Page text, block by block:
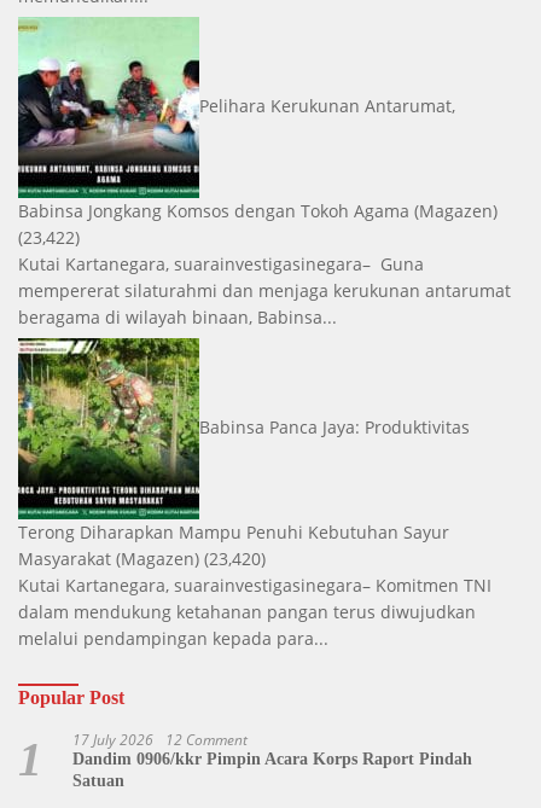
Pelihara Kerukunan Antarumat,
Babinsa Jongkang Komsos dengan Tokoh Agama (Magazen)
(23,422)
Kutai Kartanegara, suarainvestigasinegara– Guna
mempererat silaturahmi dan menjaga kerukunan antarumat
beragama di wilayah binaan, Babinsa...
Babinsa Panca Jaya: Produktivitas
Terong Diharapkan Mampu Penuhi Kebutuhan Sayur
Masyarakat (Magazen) (23,420)
Kutai Kartanegara, suarainvestigasinegara– Komitmen TNI
dalam mendukung ketahanan pangan terus diwujudkan
melalui pendampingan kepada para...
Popular Post
1 17 July 2026 12 Comment
Dandim 0906/kkr Pimpin Acara Korps Raport Pindah
Satuan